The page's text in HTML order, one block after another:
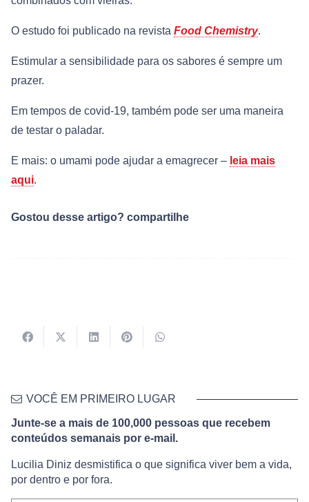
O estudo foi publicado na revista Food Chemistry.
Estimular a sensibilidade para os sabores é sempre um
prazer.
Em tempos de covid-19, também pode ser uma maneira
de testar o paladar.
E mais: o umami pode ajudar a emagrecer – leia mais
aqui.
Gostou desse artigo? compartilhe
VOCÊ EM PRIMEIRO LUGAR
Junte-se a mais de 100,000 pessoas que recebem
conteúdos semanais por e-mail.
Lucilia Diniz desmistifica o que significa viver bem a vida,
por dentro e por fora.